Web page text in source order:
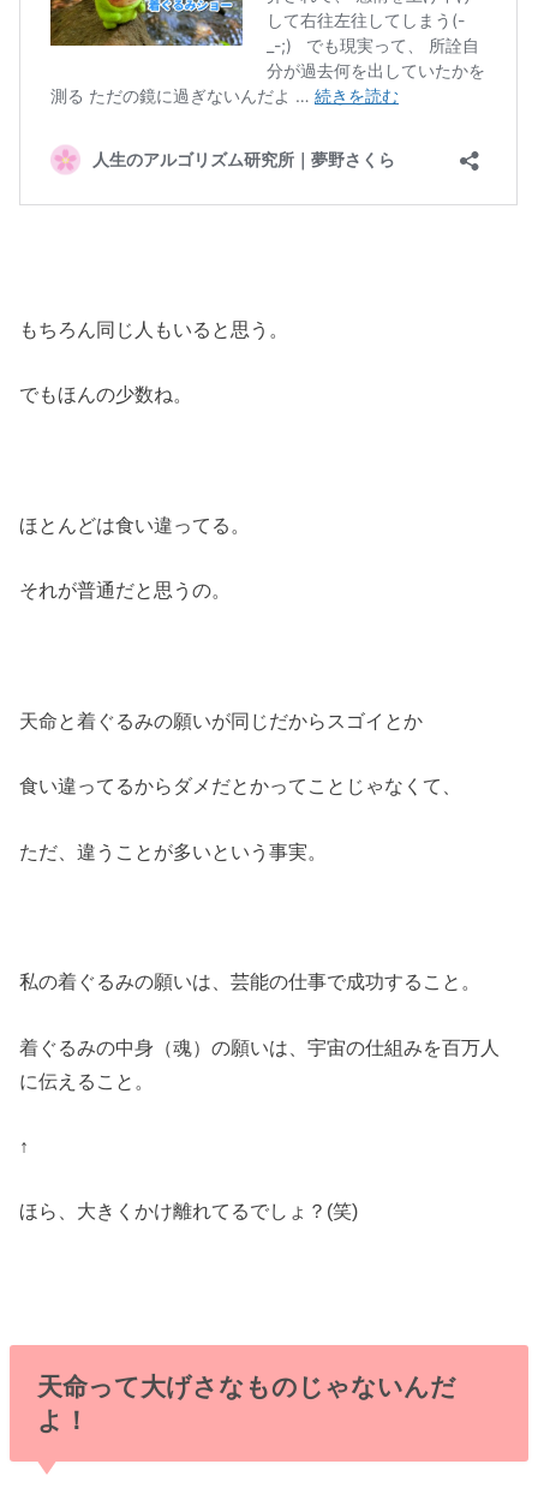
もちろん同じ人もいると思う。
でもほんの少数ね。
ほとんどは食い違ってる。
それが普通だと思うの。
天命と着ぐるみの願いが同じだからスゴイとか
食い違ってるからダメだとかってことじゃなくて、
ただ、違うことが多いという事実。
私の着ぐるみの願いは、芸能の仕事で成功すること。
着ぐるみの中身（魂）の願いは、宇宙の仕組みを百万人
に伝えること。
↑
ほら、大きくかけ離れてるでしょ？(笑)
天命って大げさなものじゃないんだ
よ！